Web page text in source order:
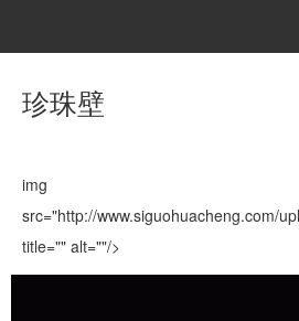
珍珠壁
img
src="http://www.siguohuacheng.com/
title="" alt=""/>